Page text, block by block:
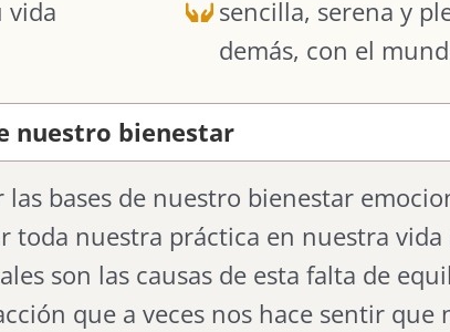
vida
sencilla, serena y
demás, con el
nuestro bienestar
bases de nuestro bienestar
toda nuestra práctica en nuestra
son las causas de esta falta de
que a veces nos hace sentir